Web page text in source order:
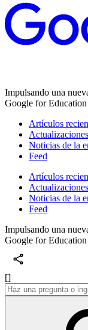
Impulsando una
Google for Education
Artículos
Noticias de la
Feed
Artículos
Noticias de la
Feed
Impulsando una
Google for Education
[]